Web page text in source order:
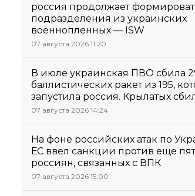
россия продолжает
подразделения из украинских
военнопленных — ISW
07 августа 2026 11:20
В июле украинская ПВО сбила
баллистических ракет из 195,
запустила россия. Крылатых
07 августа 2026 14:24
На фоне российских атак по
ЕС ввел санкции против еще
россиян, связанных с ВПК
07 августа 2026 15:00